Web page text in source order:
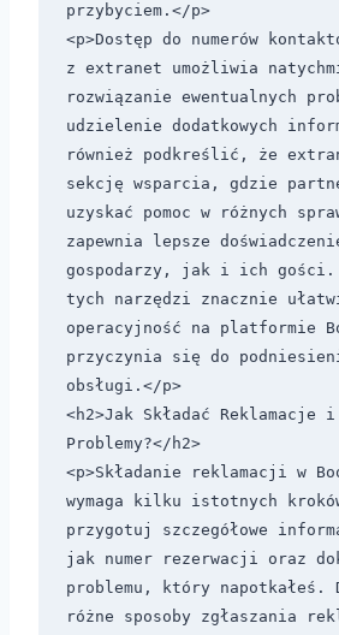
przybyciem.</p>
<p>Dostęp do numerów
z extranet umożliwia
rozwiązanie ewentualnych
udzielenie dodatkowych
również podkreślić, że
sekcję wsparcia, gdzie
uzyskać pomoc w różnych
zapewnia lepsze
gospodarzy, jak i ich gości.
tych narzędzi znacznie
operacyjność na platformie
przyczynia się do
obsługi.</p>
<h2>Jak Składać Reklamacje i
Problemy?</h2>
<p>Składanie reklamacji w
wymaga kilku istotnych
przygotuj szczegółowe
jak numer rezerwacji oraz
problemu, który napotkałeś.
różne sposoby zgłaszania